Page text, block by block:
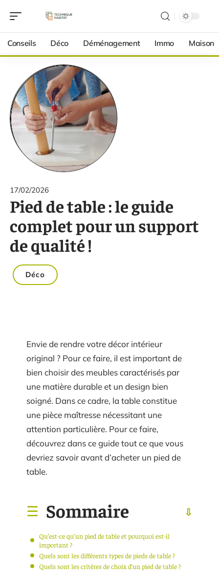
Conseils Déco Déménagement Immo Maison
17/02/2026
Pied de table : le guide
complet pour un support
de qualité !
Déco
Envie de rendre votre décor intérieur
original ? Pour ce faire, il est important de
bien choisir des meubles caractérisés par
une matière durable et un design bien
soigné. Dans ce cadre, la table constitue
une pièce maîtresse nécessitant une
attention particulière. Pour ce faire,
découvrez dans ce guide tout ce que vous
devriez savoir avant d’acheter un pied de
table.
Sommaire
Qu’est-ce qu’un pied de table et pourquoi est-il
important ?
Quels sont les différents types de pieds de table ?
Quels sont les critères de choix d’un pied de table ?